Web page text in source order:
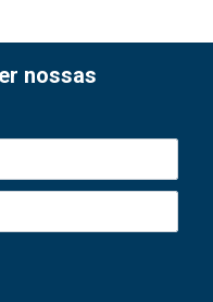
nossas